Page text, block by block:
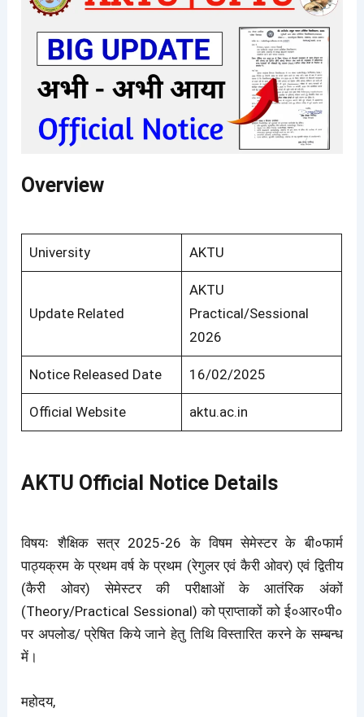
Overview
University AKTU
Update Related
AKTU
Practical/Sessional
2026
Notice Released Date 16/02/2025
Official Website aktu.ac.in
AKTU Official Notice Details
विषयः शैक्षिक सत्र 2025-26 के विषम सेमेस्टर के बी०फार्म
पाठ्यक्रम के प्रथम वर्ष के प्रथम (रेगुलर एवं कैरी ओवर) एवं द्वितीय
(कैरी ओवर) सेमेस्टर की परीक्षाओं के आतंरिक अंकों
(Theory/Practical Sessional) को प्राप्ताकों को ई०आर०पी०
पर अपलोड/ प्रेषित किये जाने हेतु तिथि विस्तारित करने के सम्बन्ध
में।
महोदय,